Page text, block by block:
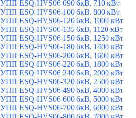
УПП ESQ-HVS06-090 6кВ, 710 кВт
УПП ESQ-HVS06-100 6кВ, 800 кВт
УПП ESQ-HVS06-120 6кВ, 1000 кВт
УПП ESQ-HVS06-135 6кВ, 1120 кВт
УПП ESQ-HVS06-150 6кВ, 1250 кВт
УПП ESQ-HVS06-180 6кВ, 1400 кВт
УПП ESQ-HVS06-200 6кВ, 1600 кВт
УПП ESQ-HVS06-220 6кВ, 1800 кВт
УПП ESQ-HVS06-240 6кВ, 2000 кВт
УПП ESQ-HVS06-320 6кВ, 2500 кВт
УПП ESQ-HVS06-490 6кВ, 4000 кВт
УПП ESQ-HVS06-600 6кВ, 5000 кВт
УПП ESQ-HVS06-700 6кВ, 6000 кВт
УПП ESQ-HVS06-800 6кВ, 7000 кВт